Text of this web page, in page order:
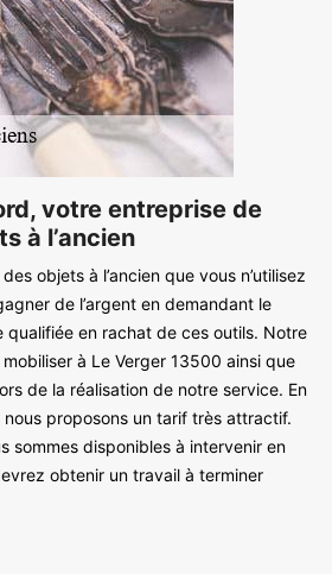
votre entreprise de
à l’ancien
objets à l’ancien que vous n’utilisez
de l’argent en demandant le
qualifiée en rachat de ces outils. Notre
à Le Verger 13500 ainsi que
de la réalisation de notre service. En
proposons un tarif très attractif.
sommes disponibles à intervenir en
obtenir un travail à terminer